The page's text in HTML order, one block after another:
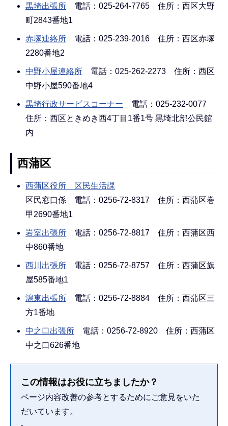
黒埼出張所 電話：025-264-7765 住所：西区大野
町2843番地1
赤塚連絡所 電話：025-239-2016 住所：西区赤塚
2280番地2
中野小屋連絡所 電話：025-262-2273 住所：西区
中野小屋590番地4
黒埼行政サービスコーナー 電話：025-232-0077
住所：西区ときめき西4丁目1番1号 黒埼北部公民館
内
西蒲区
西蒲区役所 区民生活課
区民窓口係 電話：0256-72-8317 住所：西蒲区巻
甲2690番地1
岩室出張所 電話：0256-72-8817 住所：西蒲区西
中860番地
西川出張所 電話：0256-72-8757 住所：西蒲区旗
屋585番地1
潟東出張所 電話：0256-72-8884 住所：西蒲区三
方1番地
中之口出張所 電話：0256-72-8920 住所：西蒲区
中之口626番地
この情報はお役に立ちましたか？
ページ内容改善の参考とするためにご意見をいた
だいています。